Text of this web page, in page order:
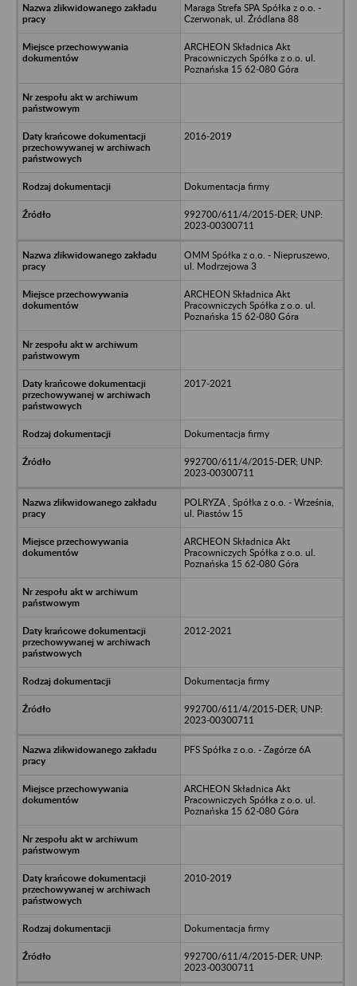
Maraga Strefa SPA Spółka z o.o. -
Czerwonak, ul. Źródlana 88
ARCHEON Składnica Akt
Pracowniczych Spółka z o.o. ul.
Poznańska 15 62-080 Góra
2016-2019
Dokumentacja firmy
992700/611/4/2015-DER; UNP:
2023-00300711
OMM Spółka z o.o. - Niepruszewo,
ul. Modrzejowa 3
ARCHEON Składnica Akt
Pracowniczych Spółka z o.o. ul.
Poznańska 15 62-080 Góra
2017-2021
Dokumentacja firmy
992700/611/4/2015-DER; UNP:
2023-00300711
POLRYZA , Spółka z o.o. - Września,
ul. Piastów 15
ARCHEON Składnica Akt
Pracowniczych Spółka z o.o. ul.
Poznańska 15 62-080 Góra
2012-2021
Dokumentacja firmy
992700/611/4/2015-DER; UNP:
2023-00300711
PFS Spółka z o.o. - Zagórze 6A
ARCHEON Składnica Akt
Pracowniczych Spółka z o.o. ul.
Poznańska 15 62-080 Góra
2010-2019
Dokumentacja firmy
992700/611/4/2015-DER; UNP:
2023-00300711